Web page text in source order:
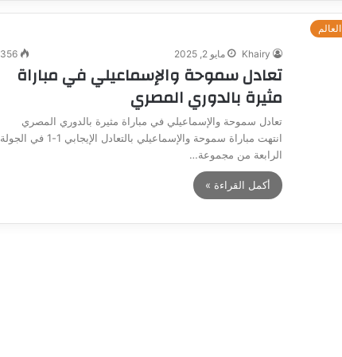
Khairy مايو 2, 2025 356
تعادل سموحة والإسماعيلي في مباراة
مثيرة بالدوري المصري
تعادل سموحة والإسماعيلي في مباراة مثيرة بالدوري المصري
انتهت مباراة سموحة والإسماعيلي بالتعادل الإيجابي 1-1 في الجولة
الرابعة من مجموعة…
أكمل القراءة »